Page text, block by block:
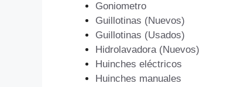
Goniometro
Guillotinas (Nuevos)
Guillotinas (Usados)
Hidrolavadora (Nuevos)
Huinches eléctricos
Huinches manuales